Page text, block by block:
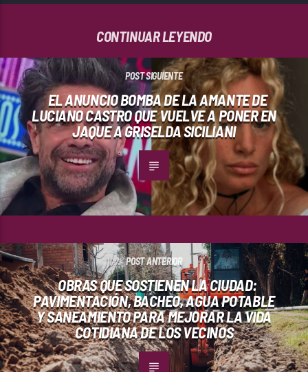
CONTINUAR LEYENDO
POST SIGUIENTE
EL ANUNCIO BOMBA DE LA AMANTE DE
LUCIANO CASTRO QUE VUELVE A PONER EN
JAQUE A GRISELDA SICILIANI
POST ANTERIOR
OBRAS QUE SOSTIENEN LA CIUDAD:
PAVIMENTACIÓN, BACHEO, AGUA POTABLE
Y SANEAMIENTO PARA MEJORAR LA VIDA
COTIDIANA DE LOS VECINOS